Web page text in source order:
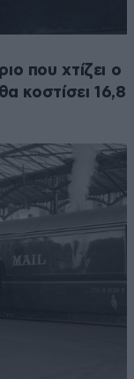
που χτίζει ο
κοστίσει 16,8